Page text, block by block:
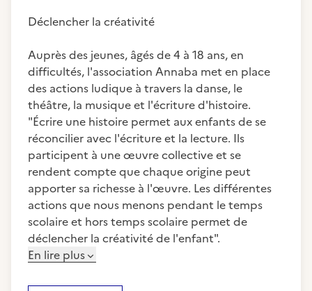
Déclencher la créativité
Auprès des jeunes, âgés de 4 à 18 ans, en
difficultés, l'association Annaba met en place
des actions ludique à travers la danse, le
théâtre, la musique et l'écriture d'histoire.
"Écrire une histoire permet aux enfants de se
réconcilier avec l'écriture et la lecture. Ils
participent à une œuvre collective et se
rendent compte que chaque origine peut
apporter sa richesse à l'œuvre. Les différentes
actions que nous menons pendant le temps
scolaire et hors temps scolaire permet de
déclencher la créativité de l'enfant".
En lire plus